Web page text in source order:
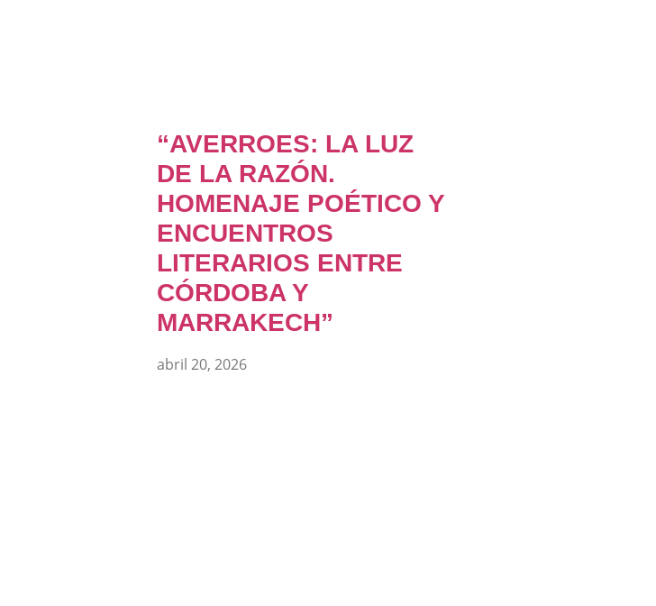
“AVERROES: LA LUZ
DE LA RAZÓN.
HOMENAJE POÉTICO Y
ENCUENTROS
LITERARIOS ENTRE
CÓRDOBA Y
MARRAKECH”
abril 20, 2026